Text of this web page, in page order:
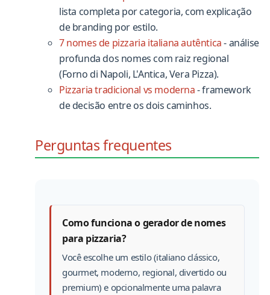
lista completa por categoria, com explicação
de branding por estilo.
7 nomes de pizzaria italiana autêntica- análise
profunda dos nomes com raiz regional
(Forno di Napoli, L'Antica, Vera Pizza).
Pizzaria tradicional vs moderna- framework
de decisão entre os dois caminhos.
Perguntas frequentes
Como funciona o gerador de nomes
para pizzaria?
Você escolhe um estilo (italiano clássico,
gourmet, moderno, regional, divertido ou
premium) e opcionalmente uma palavra